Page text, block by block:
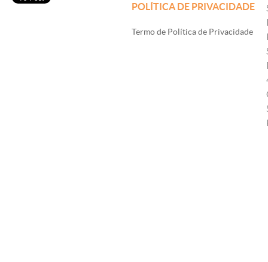
POLÍTICA DE PRIVACIDADE
Termo de Política de Privacidade